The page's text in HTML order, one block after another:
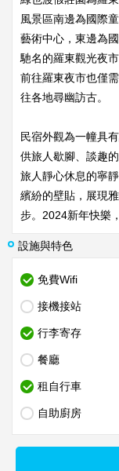
風景區南邊為國際
藝術中心，東邊為
馳名的羅東觀光夜
前往羅東夜市也僅
往各地尋幽訪古。
民宿外觀為一幢具
供旅人歇腳、談趣
旅人靜心休息的寧
繽紛的壁貼，展現
步。2024新年快樂
設施與特色
免費Wifi
接機接站
行李寄存
餐廳
租自行車
自助廚房